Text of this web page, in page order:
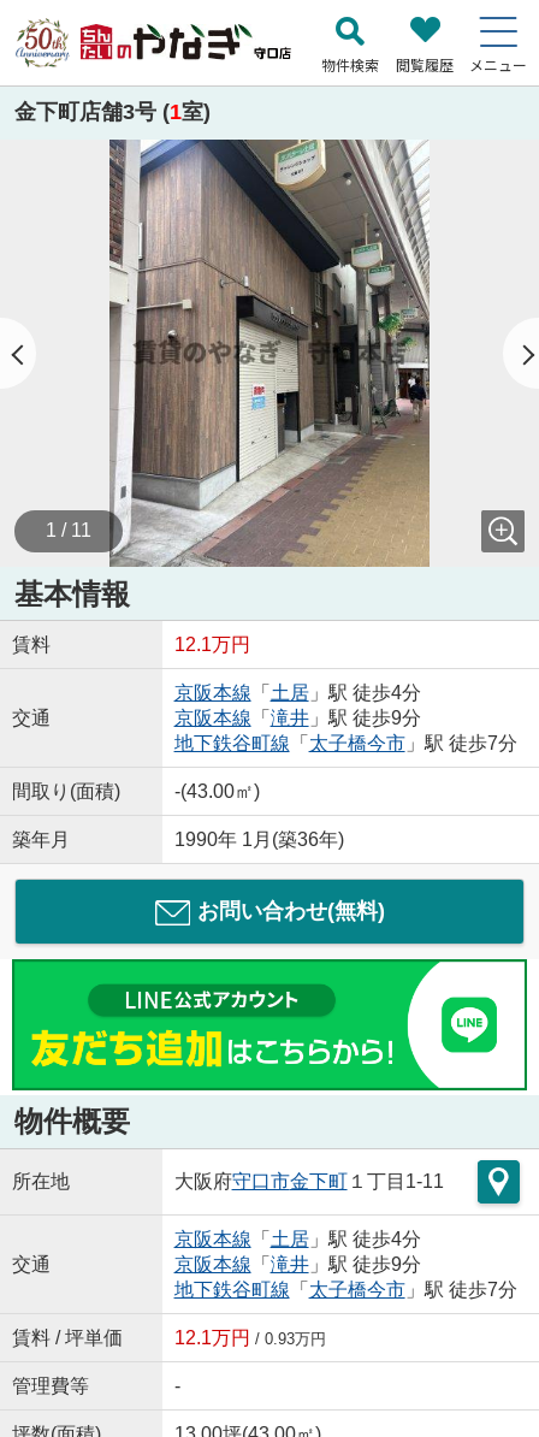
物件検索 閲覧履歴 メニュー
金下町店舗3号 (1室)
1 / 11
基本情報
賃料 12.1万円
交通
京阪本線 「 土居」駅 徒歩4分
京阪本線 「 滝井」駅 徒歩9分
地下鉄谷町線 「 太子橋今市」駅 徒歩7分
間取り(面積) -(43.00㎡)
築年月 1990年 1月(築36年)
お問い合わせ(無料)
物件概要
所在地 大阪府守口市金下町１丁目1-11
交通
京阪本線 「 土居」駅 徒歩4分
京阪本線 「 滝井」駅 徒歩9分
地下鉄谷町線 「 太子橋今市」駅 徒歩7分
賃料 / 坪単価 12.1万円 / 0.93万円
管理費等 -